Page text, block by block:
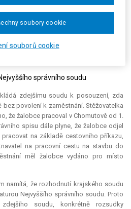
Krajského soudu v Ústí nad Labem,
správního orgánu I. stupně zrušil a věc
správního soudu
zdejšímu soudu k posouzení, zda
bez povolení k zaměstnání. Stěžovatelka
že žalobce pracoval v Chomutově od 1.
spisu dále plyne, že žalobce odjel
na základě cestovního příkazu,
na pracovní cestu na stavbu do
měl žalobce vydáno pro místo
namítá, že rozhodnutí krajského soudu
Nejvyššího správního soudu. Proto
soudu, konkrétně rozsudky
souborů cookie
soubory cookie